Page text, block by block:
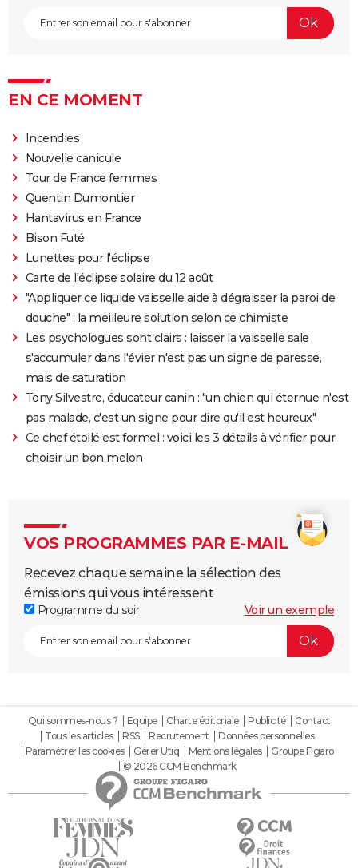
EN CE MOMENT
Incendies
Nouvelle canicule
Tour de France femmes
Quentin Dumontier
Hantavirus en France
Bison Futé
Lunettes pour l'éclipse
Carte de l'éclipse solaire du 12 août
"Appliquer ce liquide vaisselle aide à dégraisser la paroi de
douche" : la meilleure solution selon ce chimiste
Les psychologues sont clairs : laisser la vaisselle sale
s'accumuler dans l'évier n'est pas un signe de paresse,
mais de saturation
Tony Silvestre, éducateur canin : "un chien qui éternue n'est
pas malade, c'est un signe pour dire qu'il est heureux"
Ce chef étoilé est formel : voici les 3 détails à vérifier pour
choisir un bon melon
VOS PROGRAMMES PAR E-MAIL
Recevez chaque semaine la sélection des
émissions qui vous intéressent
Programme du soir Voir un exemple
Qui sommes-nous ? Equipe Charte éditoriale Publicité
Contact
Tous les articles
RSS Recrutement
Données personnelles
Paramétrer les cookies
Gérer Utiq Mentions légales
Groupe Figaro
© 2026 CCM Benchmark